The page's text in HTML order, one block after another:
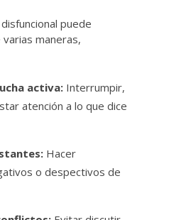
puede
maneras,
activa: Interrumpir,
atención a lo que dice
Hacer
o despectivos de